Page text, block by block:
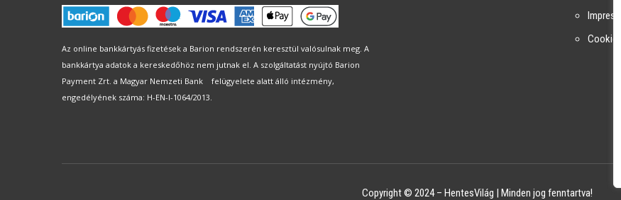
Az online bankkártyás fizetések a Barion rendszerén keresztül valósulnak meg. A
bankkártya adatok a kereskedőhöz nem jutnak el. A szolgáltatást nyújtó Barion
Payment Zrt. a Magyar Nemzeti Bank felügyelete alatt álló intézmény,
engedélyének száma: H-EN-I-1064/2013.
Cookie
Copyright © 2024 – HentesVilág | Minden jog fenntartva!